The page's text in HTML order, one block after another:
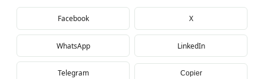
Facebook X
WhatsApp LinkedIn
Telegram Copier